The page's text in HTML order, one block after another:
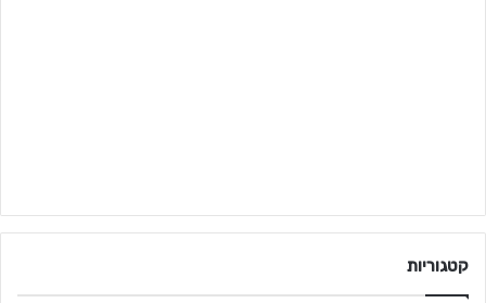
קטגוריות